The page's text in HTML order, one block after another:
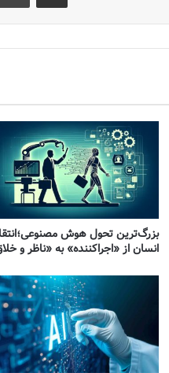
بزرگ‌ترین تحول هوش
انسان از «اجراکننده» به «ناظر و